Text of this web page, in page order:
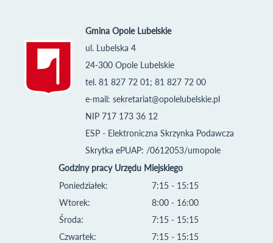
Gmina Opole Lubelskie
ul. Lubelska 4
24-300 Opole Lubelskie
tel. 81 827 72 01; 81 827 72 00
e-mail: sekretariat@opolelubelskie.pl
NIP 717 173 36 12
ESP - Elektroniczna Skrzynka Podawcza
Skrytka ePUAP: /0612053/umopole
Godziny pracy Urzędu Miejskiego
Poniedziałek:
Wtorek:
Środa:
Czwartek:
7:15 - 15:15
8:00 - 16:00
7:15 - 15:15
7:15 - 15:15